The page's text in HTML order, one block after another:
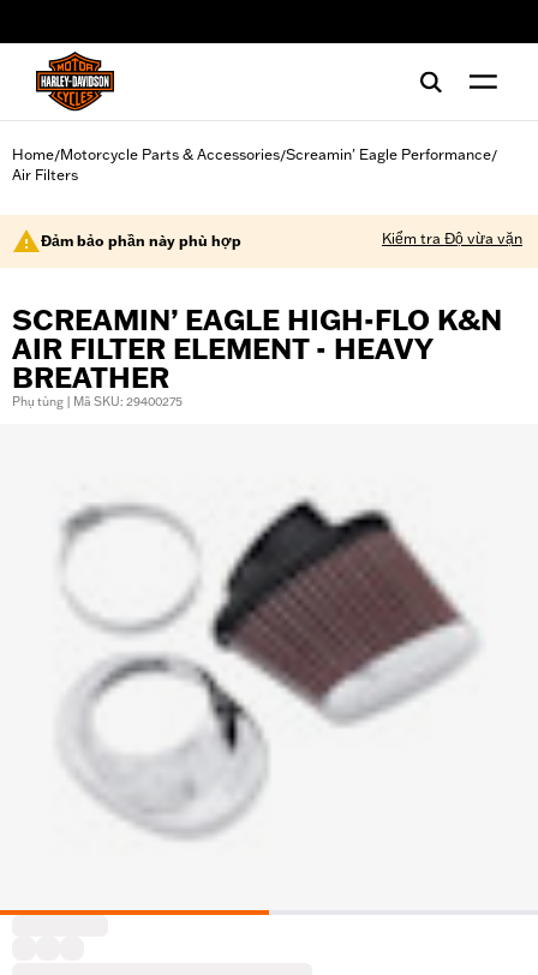
Home/Motorcycle Parts & Accessories/Screamin' Eagle Performance/
Air Filters
Đảm bảo phần này phù hợp Kiểm tra Độ vừa vặn
SCREAMIN’ EAGLE HIGH-FLO K&N
AIR FILTER ELEMENT - HEAVY
BREATHER
Phụ tùng | Mã SKU: 29400275